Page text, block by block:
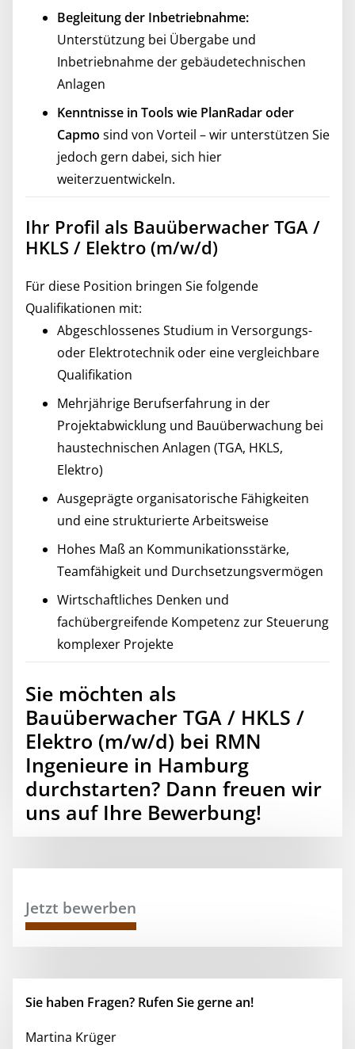
Begleitung der Inbetriebnahme:
Unterstützung bei Übergabe und
Inbetriebnahme der gebäudetechnischen
Anlagen
Kenntnisse in Tools wie PlanRadar oder
Capmo sind von Vorteil – wir unterstützen Sie
jedoch gern dabei, sich hier
weiterzuentwickeln.
Ihr Profil als Bauüberwacher TGA /
HKLS / Elektro (m/w/d)
Für diese Position bringen Sie folgende
Qualifikationen mit:
Abgeschlossenes Studium in Versorgungs-
oder Elektrotechnik oder eine vergleichbare
Qualifikation
Mehrjährige Berufserfahrung in der
Projektabwicklung und Bauüberwachung bei
haustechnischen Anlagen (TGA, HKLS,
Elektro)
Ausgeprägte organisatorische Fähigkeiten
und eine strukturierte Arbeitsweise
Hohes Maß an Kommunikationsstärke,
Teamfähigkeit und Durchsetzungsvermögen
Wirtschaftliches Denken und
fachübergreifende Kompetenz zur Steuerung
komplexer Projekte
Sie möchten als
Bauüberwacher TGA / HKLS /
Elektro (m/w/d) bei RMN
Ingenieure in Hamburg
durchstarten? Dann freuen wir
uns auf Ihre Bewerbung!
Jetzt bewerben
Sie haben Fragen? Rufen Sie gerne an!
Martina Krüger